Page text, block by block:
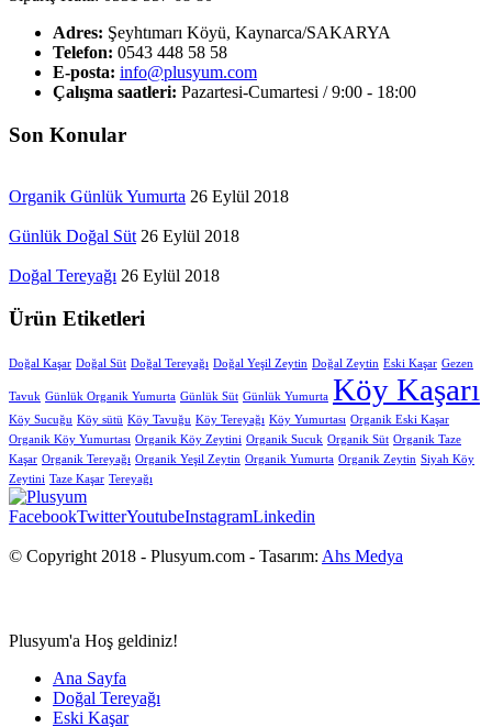
Adres: Şeyhtımarı Köyü, Kaynarca/SAKARYA
Telefon: 0543 448 58 58
E-posta: info@plusyum.com
Çalışma saatleri: Pazartesi-Cumartesi / 9:00 - 18:00
Son Konular
Organik Günlük Yumurta 26 Eylül 2018
Günlük Doğal Süt 26 Eylül 2018
Doğal Tereyağı 26 Eylül 2018
Ürün Etiketleri
Doğal Kaşar Doğal Süt Doğal Tereyağı Doğal Yeşil Zeytin Doğal Zeytin Eski Kaşar Gezen
Tavuk Günlük Organik Yumurta Günlük Süt Günlük Yumurta Köy Kaşarı
Köy Sucuğu Köy sütü Köy Tavuğu Köy Tereyağı Köy Yumurtası Organik Eski Kaşar
Organik Köy Yumurtası Organik Köy Zeytini Organik Sucuk Organik Süt Organik Taze
Kaşar Organik Tereyağı Organik Yeşil Zeytin Organik Yumurta Organik Zeytin Siyah Köy
Zeytini Taze Kaşar Tereyağı
FacebookTwitterYoutubeInstagramLinkedin
© Copyright 2018 - Plusyum.com - Tasarım: Ahs Medya
Plusyum'a Hoş geldiniz!
Ana Sayfa
Doğal Tereyağı
Eski Kaşar